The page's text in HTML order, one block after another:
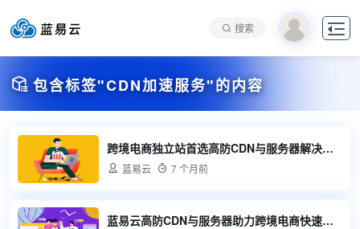
搜索 
 包含标签"CDN加速服务"的内容
跨境电商独立站首选高防CDN与服务器解决方案
 蓝易云  7 个月前
蓝易云高防CDN与服务器助力跨境电商快速稳定发展